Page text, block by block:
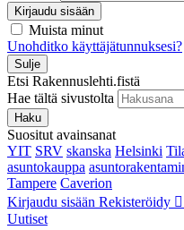
Kirjaudu sisään
Muista minut
Unohditko käyttäjätunnuksesi?
Sulje
Etsi Rakennuslehti.fistä
Hae tältä sivustolta
Haku
Suositut avainsanat
YIT SRV skanska Helsinki
asuntokauppa
Tampere Caverion
Kirjaudu sisään Rekisteröidy
Uutiset